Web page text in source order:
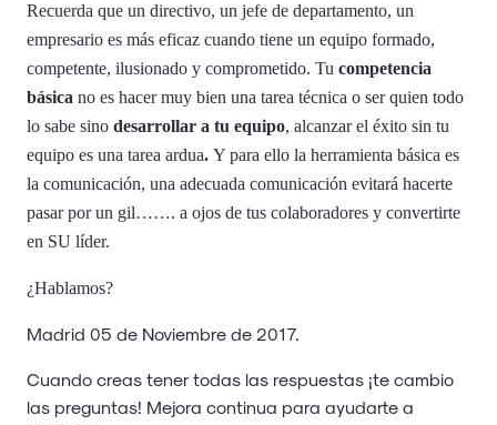
Recuerda que un directivo, un jefe de departamento, un
empresario es más eficaz cuando tiene un equipo formado,
competente, ilusionado y comprometido. Tu competencia
básica no es hacer muy bien una tarea técnica o ser quien todo
lo sabe sino desarrollar a tu equipo, alcanzar el éxito sin tu
equipo es una tarea ardua. Y para ello la herramienta básica es
la comunicación, una adecuada comunicación evitará hacerte
pasar por un gil……. a ojos de tus colaboradores y convertirte
en SU líder.
¿Hablamos?
Madrid 05 de Noviembre de 2017.
Cuando creas tener todas las respuestas ¡te cambio
las preguntas! Mejora continua para ayudarte a